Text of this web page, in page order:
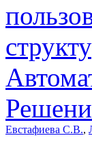
Евстафиева С.В.,